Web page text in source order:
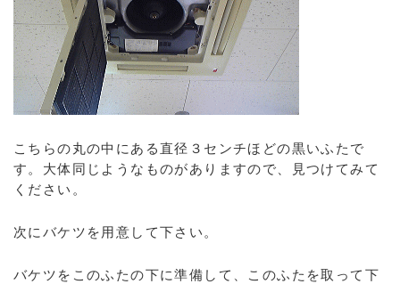
こちらの丸の中にある直径３センチほどの黒いふたで
す。大体同じようなものがありますので、見つけてみて
ください。
次にバケツを用意して下さい。
バケツをこのふたの下に準備して、このふたを取って下